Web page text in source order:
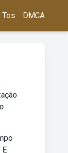
Tos DMCA
E